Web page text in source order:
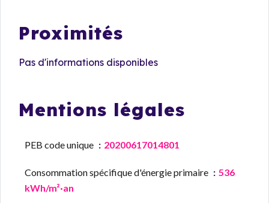
Proximités
Pas d'informations disponibles
Mentions légales
PEB code unique 20200617014801
Consommation spécifique d'énergie primaire
536
kWh/m²·an